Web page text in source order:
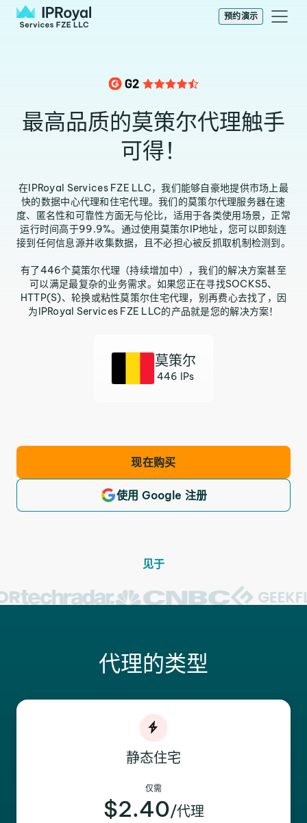
预约演示
最高品质的莫策尔代理触手
可得！
在IPRoyal Services FZE LLC，我们能够自豪地提供市场上最
快的数据中心代理和住宅代理。我们的莫策尔代理服务器在速
度、匿名性和可靠性方面无与伦比，适用于各类使用场景，正常
运行时间高于99.9%。通过使用莫策尔IP地址，您可以即刻连
接到任何信息源并收集数据，且不必担心被反抓取机制检测到。
有了446个莫策尔代理（持续增加中），我们的解决方案甚至
可以满足最复杂的业务需求。如果您正在寻找SOCKS5、
HTTP(S)、轮换或粘性莫策尔住宅代理，别再费心去找了，因
为IPRoyal Services FZE LLC的产品就是您的解决方案！
莫策尔
446 IPs
现在购买
使用 Google 注册
见于
代理的类型
静态住宅
仅需
$2.40/代理